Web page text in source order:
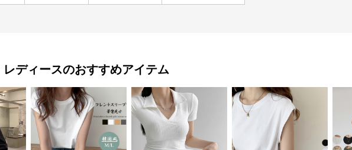
レディースのおすすめアイテム